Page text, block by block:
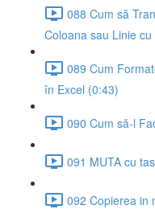
088 Cum să
Coloana sau Linie
089 Cum
în Excel (0:43)
090 Cum să-l
091 MUTA cu
092 Copierea in